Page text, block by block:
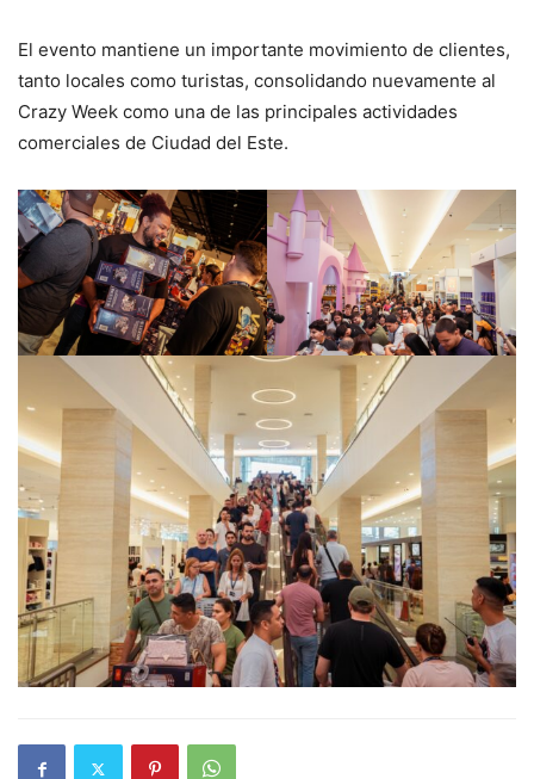
El evento mantiene un importante movimiento de clientes,
tanto locales como turistas, consolidando nuevamente al
Crazy Week como una de las principales actividades
comerciales de Ciudad del Este.